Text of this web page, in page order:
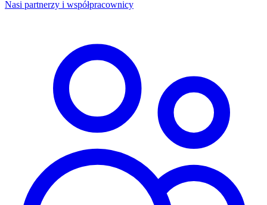
Nasi partnerzy i współpracownicy